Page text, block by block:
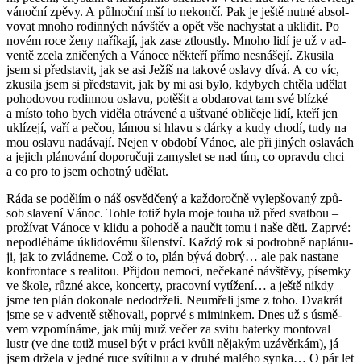
vá­noč­ní zpěvy. A půl­noč­ní mší to ne­kon­čí. Pak je ještě nutné ab­sol­
vo­vat mnoho ro­din­ných ná­vštěv a opět vše na­chys­tat a ukli­dit. Po
novém roce ženy na­ří­ka­jí, jak zase ztloust­ly. Mnoho lidí je už v ad­
ven­tě zcela zni­če­ných a Vá­no­ce ně­kte­ří přímo ne­sná­še­jí. Zku­si­la
jsem si před­sta­vit, jak se asi Ježíš na ta­ko­vé osla­vy dívá. A co víc,
zku­si­la jsem si před­sta­vit, jak by mi asi bylo, kdy­bych chtě­la udě­lat
po­ho­do­vou ro­din­nou osla­vu, po­tě­šit a ob­da­ro­vat tam své blíz­ké
a místo toho bych vi­dě­la ot­rá­ve­né a uštva­né ob­li­če­je lidí, kteří jen
uklí­ze­jí, vaří a pečou, lámou si hlavu s dárky a kudy chodí, tudy na
mou osla­vu na­dá­va­jí. Nejen v ob­do­bí Vánoc, ale při ji­ných osla­vách
a je­jich plá­no­vá­ní do­po­ru­ču­ji za­mys­let se nad tím, co oprav­du chci
a co pro to jsem ochot­ný udě­lat.
Ráda se po­dě­lím o náš osvěd­če­ný a kaž­do­roč­ně vy­lep­šo­va­ný způ­
sob sla­ve­ní Vánoc. Tohle totiž byla moje touha už před svat­bou –
pro­ží­vat Vá­no­ce v klidu a po­ho­dě a na­u­čit tomu i naše děti. Za­pr­vé:
ne­pod­lé­há­me úkli­do­vé­mu ší­len­ství. Každý rok si po­drob­ně na­plá­nu­
ji, jak to zvlád­ne­me. Což o to, plán bývá dobrý… ale pak na­sta­ne
kon­fron­ta­ce s re­a­li­tou. Při­jdou ne­mo­ci, ne­če­ka­né ná­vštěvy, pí­sem­ky
ve škole, různé akce, kon­cer­ty, pra­cov­ní vy­tí­že­ní… a ještě nikdy
jsme ten plán do­ko­na­le ne­do­dr­že­li. Ne­u­mře­li jsme z toho. Dva­krát
jsme se v ad­ven­tě stě­ho­va­li, po­pr­vé s mi­min­kem. Dnes už s úsmě­
vem vzpo­mí­ná­me, jak můj muž večer za svitu ba­ter­ky mon­to­val
lustr (ve dne totiž musel být v práci kvůli ně­ja­kým uzá­věr­kám), já
jsem dr­že­la v jedné ruce sví­til­nu a v druhé ma­lé­ho synka… O pár let